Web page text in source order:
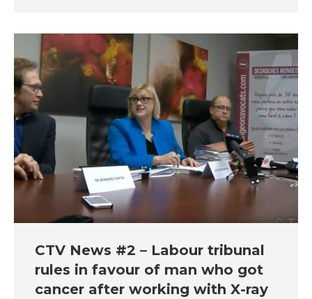
CTV News #2 – Labour tribunal
rules in favour of man who got
cancer after working with X-ray